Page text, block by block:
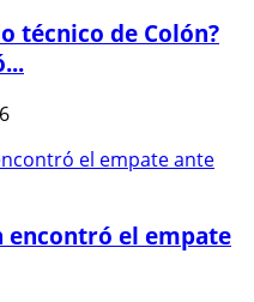
técnico de Colón?
encontró el empate